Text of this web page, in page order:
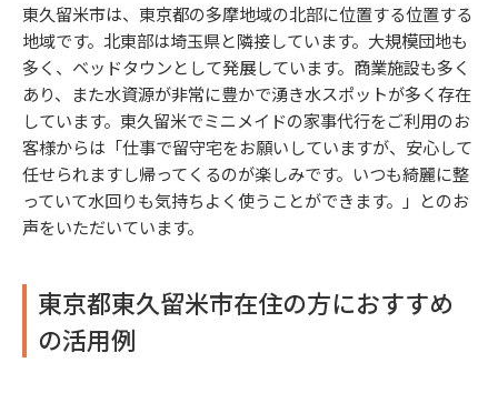
東久留米市は、東京都の多摩地域の北部に位置する位置する
地域です。北東部は埼玉県と隣接しています。大規模団地も
多く、ベッドタウンとして発展しています。商業施設も多く
あり、また水資源が非常に豊かで湧き水スポットが多く存在
しています。東久留米でミニメイドの家事代行をご利用のお
客様からは「仕事で留守宅をお願いしていますが、安心して
任せられますし帰ってくるのが楽しみです。いつも綺麗に整
っていて水回りも気持ちよく使うことができます。」とのお
声をいただいています。
東京都東久留米市在住の方におすすめ
の活用例